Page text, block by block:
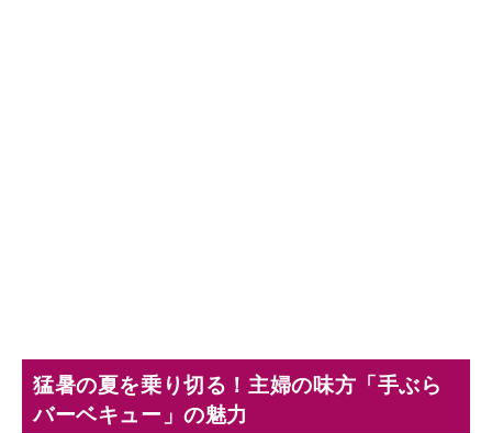
猛暑の夏を乗り切る！主婦の味方「手ぶら
バーベキュー」の魅力